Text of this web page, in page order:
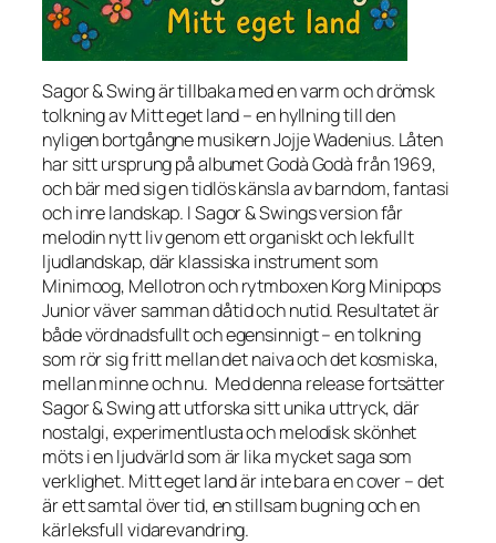
Sagor & Swing är tillbaka med en varm och drömsk
tolkning av Mitt eget land – en hyllning till den
nyligen bortgångne musikern Jojje Wadenius. Låten
har sitt ursprung på albumet Godà Godà från 1969,
och bär med sig en tidlös känsla av barndom, fantasi
och inre landskap. I Sagor & Swings version får
melodin nytt liv genom ett organiskt och lekfullt
ljudlandskap, där klassiska instrument som
Minimoog, Mellotron och rytmboxen Korg Minipops
Junior väver samman dåtid och nutid. Resultatet är
både vördnadsfullt och egensinnigt – en tolkning
som rör sig fritt mellan det naiva och det kosmiska,
mellan minne och nu. Med denna release fortsätter
Sagor & Swing att utforska sitt unika uttryck, där
nostalgi, experimentlusta och melodisk skönhet
möts i en ljudvärld som är lika mycket saga som
verklighet. Mitt eget land är inte bara en cover – det
är ett samtal över tid, en stillsam bugning och en
kärleksfull vidarevandring.